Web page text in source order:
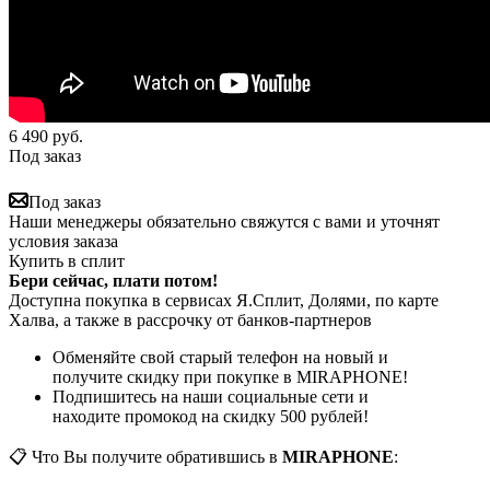
6 490 руб.
Под заказ
Под заказ
Наши менеджеры обязательно свяжутся с вами и уточнят
условия заказа
Купить в сплит
Бери сейчас, плати потом!
Доступна покупка в сервисах Я.Сплит, Долями, по карте
Халва, а также в рассрочку от банков-партнеров
Обменяйте свой старый телефон на новый и
получите скидку при покупке в MIRAPHONE!
Подпишитесь на наши социальные сети и
находите промокод на скидку 500 рублей!
📋 Что Вы получите обратившись в MIRAPHONE: